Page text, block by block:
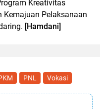
Kreativitas
Kemajuan Pelaksanaan
[Hamdani]
PNL Vokasi